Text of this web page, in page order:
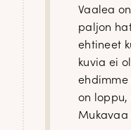
Vaalea
paljon
ehtineet
kuvia ei
ehdimme
on loppu,
Mukavaa